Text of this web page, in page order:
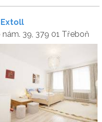
nám. 39, 379 01 Třeboň